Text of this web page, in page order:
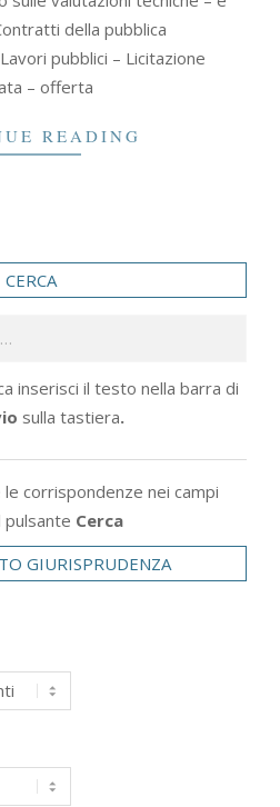
della pubblica
pubblici – Licitazione
– offerta
READING
CERCA
inserisci il testo nella barra di
sulla tastiera.
corrispondenze nei campi
Cerca
GIURISPRUDENZA